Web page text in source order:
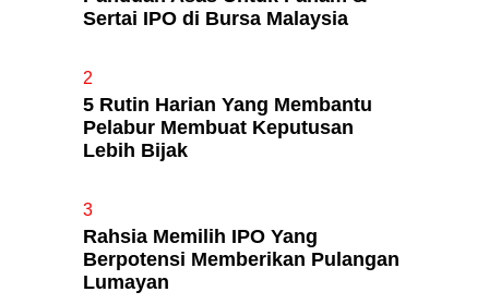
Sertai IPO di Bursa Malaysia
2
5 Rutin Harian Yang Membantu
Pelabur Membuat Keputusan
Lebih Bijak
3
Rahsia Memilih IPO Yang
Berpotensi Memberikan Pulangan
Lumayan
Yang Selalu Sifu Saham Sebut